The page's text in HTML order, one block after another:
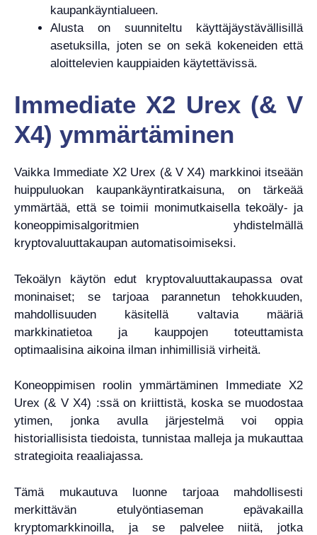
kaupankäyntialueen.
Alusta on suunniteltu käyttäjäystävällisillä
asetuksilla, joten se on sekä kokeneiden että
aloittelevien kauppiaiden käytettävissä.
Immediate X2 Urex (& V
X4) ymmärtäminen
Vaikka Immediate X2 Urex (& V X4) markkinoi itseään
huippuluokan kaupankäyntiratkaisuna, on tärkeää
ymmärtää, että se toimii monimutkaisella tekoäly- ja
koneoppimisalgoritmien yhdistelmällä
kryptovaluuttakaupan automatisoimiseksi.
Tekoälyn käytön edut kryptovaluuttakaupassa ovat
moninaiset; se tarjoaa parannetun tehokkuuden,
mahdollisuuden käsitellä valtavia määriä
markkinatietoa ja kauppojen toteuttamista
optimaalisina aikoina ilman inhimillisiä virheitä.
Koneoppimisen roolin ymmärtäminen Immediate X2
Urex (& V X4) :ssä on kriittistä, koska se muodostaa
ytimen, jonka avulla järjestelmä voi oppia
historiallisista tiedoista, tunnistaa malleja ja mukauttaa
strategioita reaaliajassa.
Tämä mukautuva luonne tarjoaa mahdollisesti
merkittävän etulyöntiaseman epävakailla
kryptomarkkinoilla, ja se palvelee niitä, jotka